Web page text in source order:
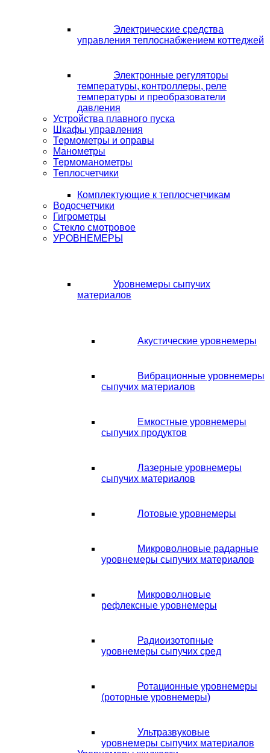
Электрические средства
управления теплоснабжением коттеджей
Электронные регуляторы
температуры, контроллеры, реле
температуры и преобразователи
давления
Устройства плавного пуска
Шкафы управления
Термометры и оправы
Манометры
Термоманометры
Теплосчетчики
Комплектующие к теплосчетчикам
Водосчетчики
Гигрометры
Стекло смотровое
УРОВНЕМЕРЫ
Уровнемеры сыпучих
материалов
Акустические уровнемеры
Вибрационные уровнемеры
сыпучих материалов
Емкостные уровнемеры
сыпучих продуктов
Лазерные уровнемеры
сыпучих материалов
Лотовые уровнемеры
Микроволновые радарные
уровнемеры сыпучих материалов
Микроволновые
рефлексные уровнемеры
Радиоизотопные
уровнемеры сыпучих сред
Ротационные уровнемеры
(роторные уровнемеры)
Ультразвуковые
уровнемеры сыпучих материалов